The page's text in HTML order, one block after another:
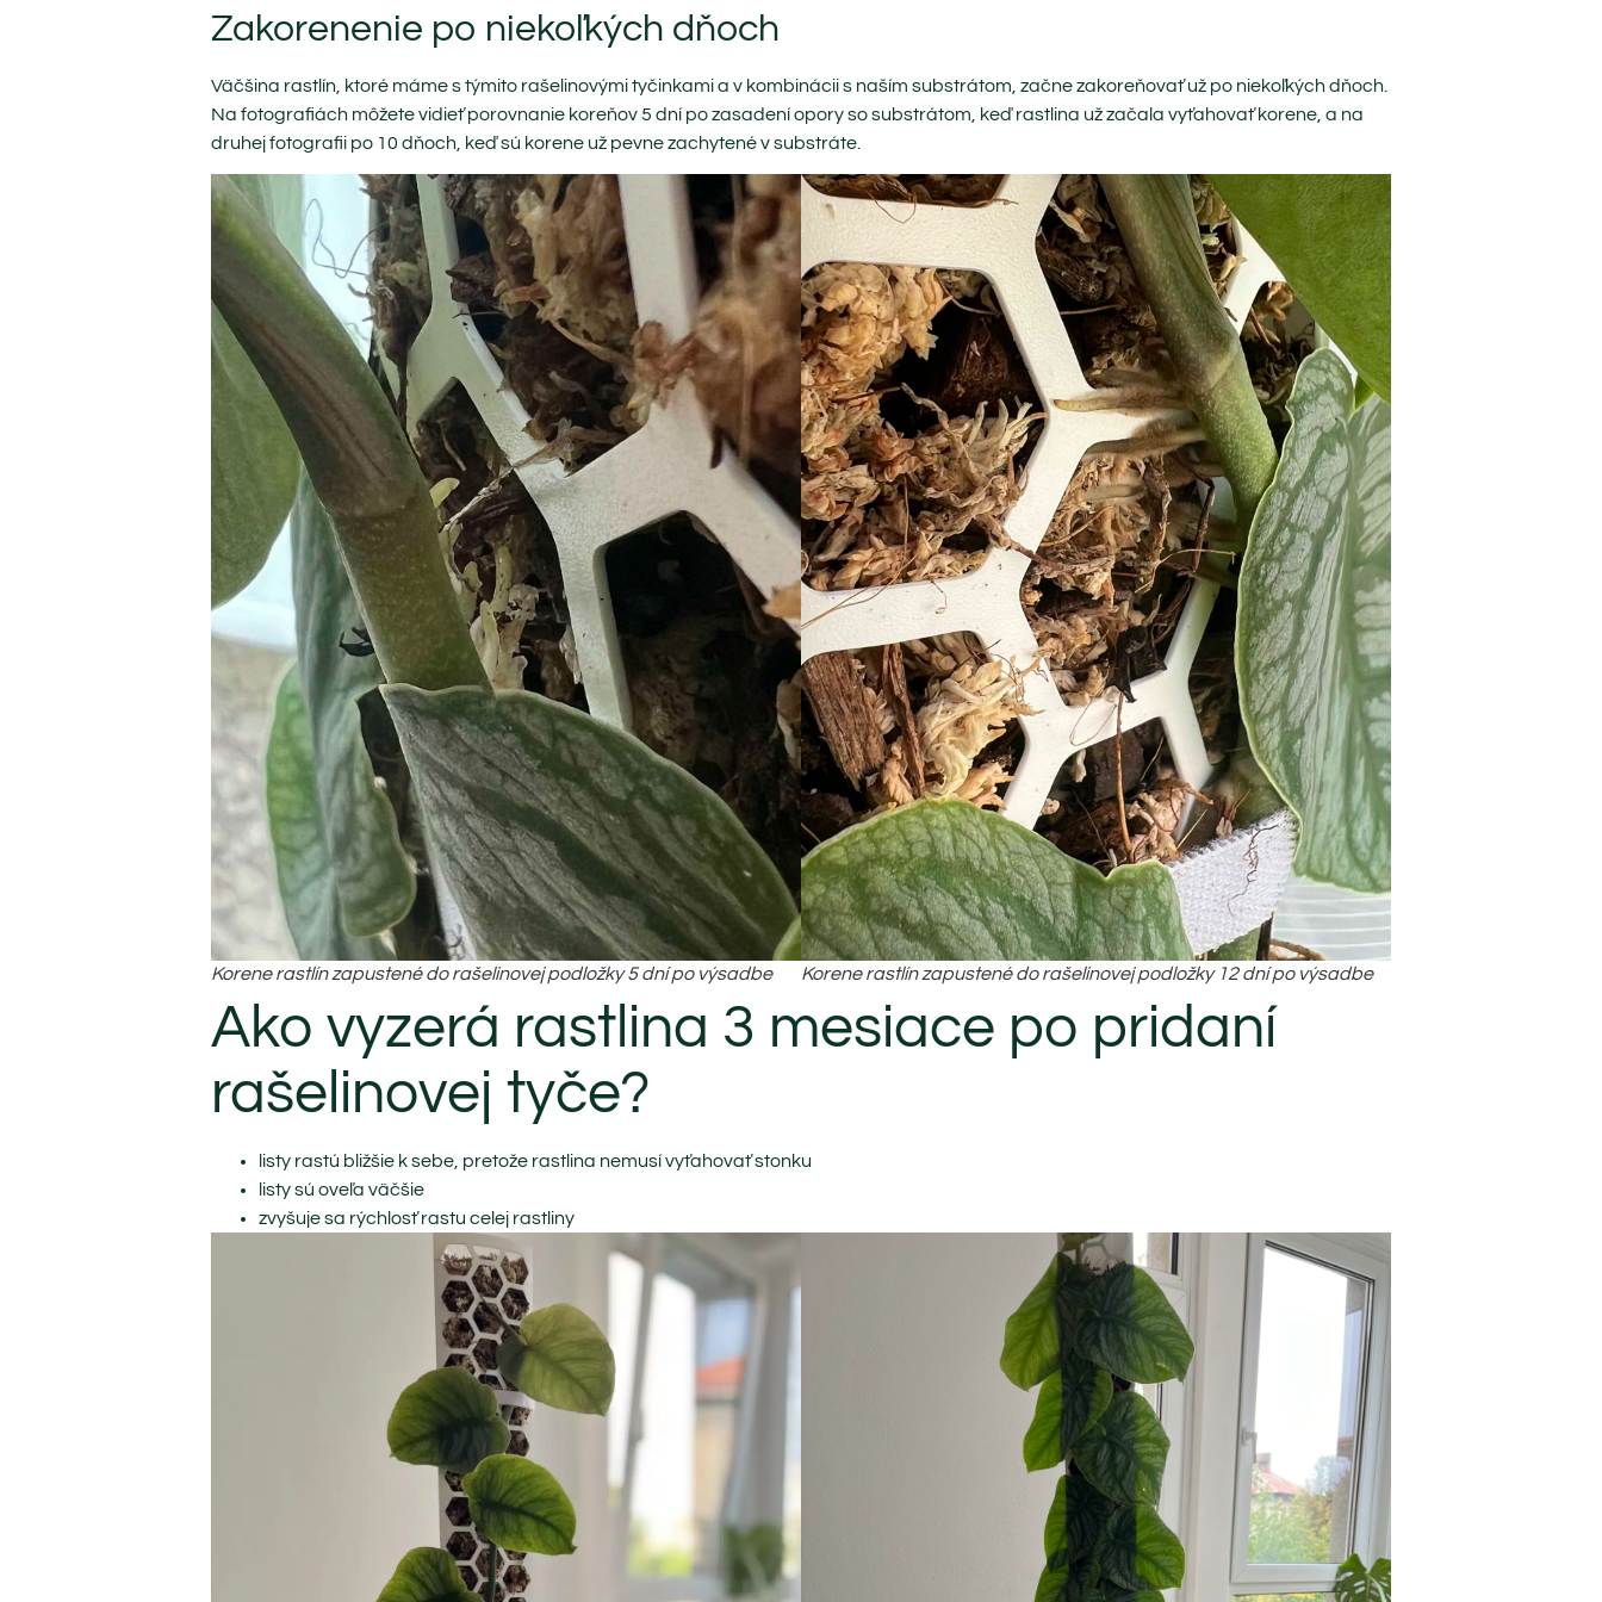
Zakorenenie po niekoľkých dňoch
Väčšina rastlín, ktoré máme s týmito rašelinovými tyčinkami a v kombinácii s naším substrátom, začne zakoreňovať už po niekoľkých dňoch.
Na fotografiách môžete vidieť porovnanie koreňov 5 dní po zasadení opory so substrátom, keď rastlina už začala vyťahovať korene, a na
druhej fotografii po 10 dňoch, keď sú korene už pevne zachytené v substráte.
Korene rastlín zapustené do rašelinovej podložky 5 dní po výsadbe Korene rastlín zapustené do rašelinovej podložky 12 dní po výsadbe
Ako vyzerá rastlina 3 mesiace po pridaní
rašelinovej tyče?
listy rastú bližšie k sebe, pretože rastlina nemusí vyťahovať stonku
listy sú oveľa väčšie
zvyšuje sa rýchlosť rastu celej rastliny